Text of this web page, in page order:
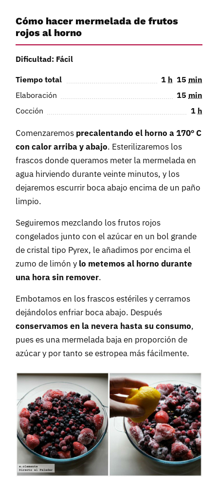
Cómo hacer mermelada de frutos
rojos al horno
Dificultad: Fácil
Tiempo total 1 h 15 min
Elaboración
15 min
Cocción
1 h
Comenzaremos precalentando el horno a 170º C
con calor arriba y abajo. Esterilizaremos los
frascos donde queramos meter la mermelada en
agua hirviendo durante veinte minutos, y los
dejaremos escurrir boca abajo encima de un paño
limpio.
Seguiremos mezclando los frutos rojos
congelados junto con el azúcar en un bol grande
de cristal tipo Pyrex, le añadimos por encima el
zumo de limón y lo metemos al horno durante
una hora sin remover.
Embotamos en los frascos estériles y cerramos
dejándolos enfriar boca abajo. Después
conservamos en la nevera hasta su consumo,
pues es una mermelada baja en proporción de
azúcar y por tanto se estropea más fácilmente.